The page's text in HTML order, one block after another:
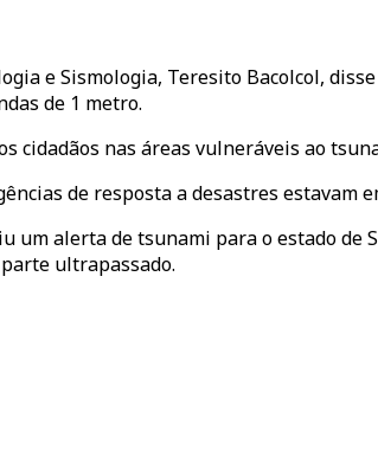
e Sismologia, Teresito Bacolcol,
de 1 metro.
cidadãos nas áreas vulneráveis ao
de resposta a desastres estavam
alerta de tsunami para o estado de
ultrapassado.